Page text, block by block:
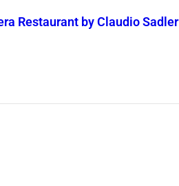
Restaurant by Claudio Sadler